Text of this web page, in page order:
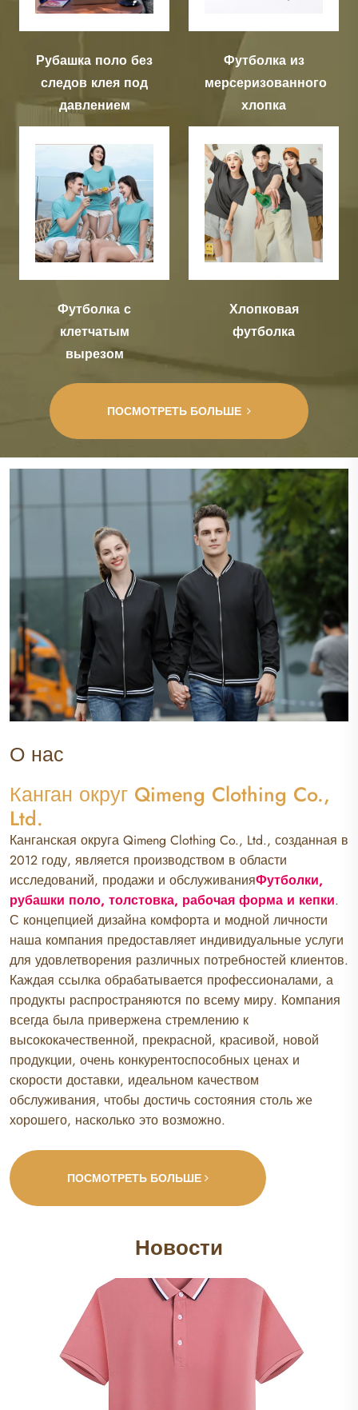
Рубашка поло без
следов клея под
давлением
Футболка из
мерсеризованного
хлопка
Футболка с
клетчатым
вырезом
Хлопковая
футболка
ПОСМОТРЕТЬ БОЛЬШЕ
О нас
Канган округ Qimeng Clothing Co.,
Ltd.
Канганская округа Qimeng Clothing Co., Ltd., созданная в
2012 году, является производством в области
исследований, продажи и обслуживанияФутболки,
рубашки поло, толстовка, рабочая форма и кепки.
С концепцией дизайна комфорта и модной личности
наша компания предоставляет индивидуальные услуги
для удовлетворения различных потребностей клиентов.
Каждая ссылка обрабатывается профессионалами, а
продукты распространяются по всему миру. Компания
всегда была привержена стремлению к
высококачественной, прекрасной, красивой, новой
продукции, очень конкурентоспособных ценах и
скорости доставки, идеальном качеством
обслуживания, чтобы достичь состояния столь же
хорошего, насколько это возможно.
ПОСМОТРЕТЬ БОЛЬШЕ
Новости